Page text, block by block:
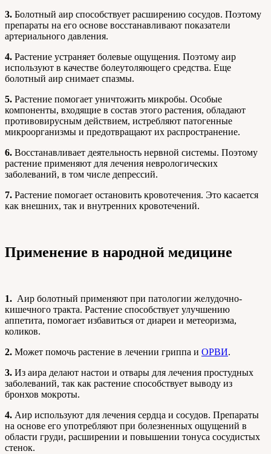
3. Болотный аир способствует расширению сосудов. Поэтому
препараты на его основе восстанавливают показатели
артериального давления.
4. Растение устраняет болевые ощущения. Поэтому аир
используют в качестве болеутоляющего средства. Еще
болотный аир снимает спазмы.
5. Растение помогает уничтожить микробы. Особые
компоненты, входящие в состав этого растения, обладают
противовирусным действием, истребляют патогенные
микроорганизмы и предотвращают их распространение.
6. Восстанавливает деятельность нервной системы. Поэтому
растение применяют для лечения неврологических
заболеваний, в том числе депрессий.
7. Растение помогает остановить кровотечения. Это касается
как внешних, так и внутренних кровотечений.
Применение в народной медицине
1. Аир болотный применяют при патологии желудочно-
кишечного тракта. Растение способствует улучшению
аппетита, помогает избавиться от диареи и метеоризма,
коликов.
2. Может помочь растение в лечении гриппа и ОРВИ.
3. Из аира делают настои и отвары для лечения простудных
заболеваний, так как растение способствует выводу из
бронхов мокроты.
4. Аир используют для лечения сердца и сосудов. Препараты
на основе его употребляют при болезненных ощущений в
области груди, расширении и повышении тонуса сосудистых
стенок.